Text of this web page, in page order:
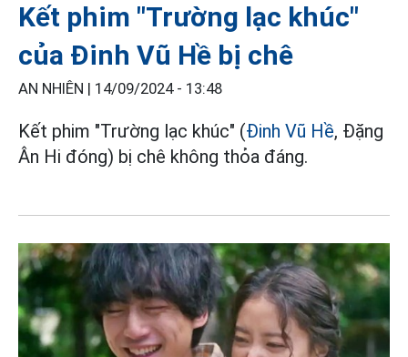
Kết phim "Trường lạc khúc"
của Đinh Vũ Hề bị chê
AN NHIÊN | 14/09/2024 - 13:48
Kết phim "Trường lạc khúc" (Đinh Vũ Hề, Đặng
Ân Hi đóng) bị chê không thỏa đáng.